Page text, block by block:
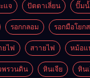
แจ ปัตตาเลี่ยน ปั๊มน้
รอกกลอม รอกมือโยก
ยไฟ สาายไฟ หม้อแ
พรวนดิน หินเจีย หิน